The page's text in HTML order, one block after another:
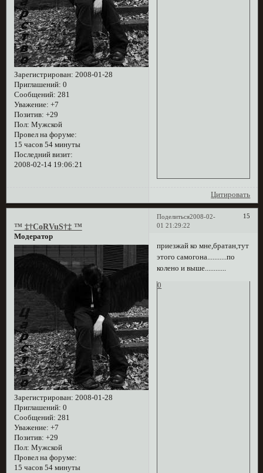
Зарегистрирован: 2008-01-28
Приглашений: 0
Сообщений: 281
Уважение: +7
Позитив: +29
Пол: Мужской
Провел на форуме:
15 часов 54 минуты
Последний визит:
2008-02-14 19:06:21
Цитировать
Поделиться 15
2008-02-
01 21:29:22
™ ‡†CoRVuS†‡ ™
Модератор
Зарегистрирован: 2008-01-28
Приглашений: 0
Сообщений: 281
Уважение: +7
Позитив: +29
Пол: Мужской
Провел на форуме:
15 часов 54 минуты
приезжай ко мне,братан,тут
этого самогона...........по
колено и выше............
0